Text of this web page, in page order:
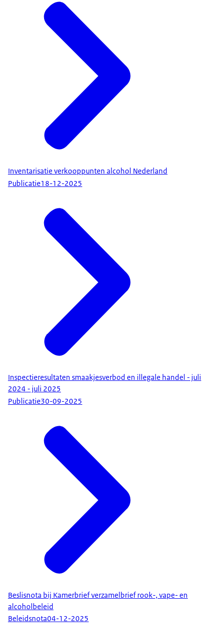
Inventarisatie verkooppunten alcohol Nederland
Publicatie18-12-2025
Inspectieresultaten smaakjesverbod en illegale handel - juli
2024 - juli 2025
Publicatie30-09-2025
Beslisnota bij Kamerbrief verzamelbrief rook-, vape- en
alcoholbeleid
Beleidsnota04-12-2025